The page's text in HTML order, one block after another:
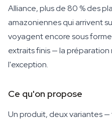
Alliance, plus de 80 % des
amazoniennes qui arrivent
voyagent encore sous
extraits finis — la préparation
l'exception.
Ce qu'on propose
Un produit, deux variantes